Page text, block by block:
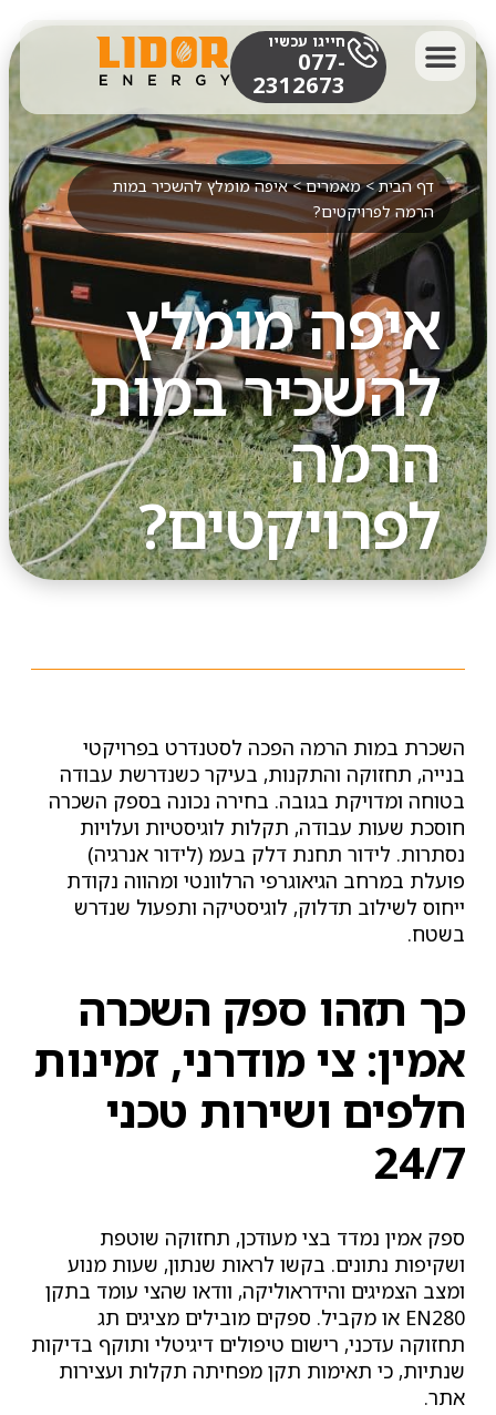
חייגו עכשיו
077-
2312673
דף הבית>מאמרים>איפה מומלץ להשכיר במות
הרמה לפרויקטים?
איפה מומלץ
להשכיר במות
הרמה
לפרויקטים?
השכרת במות הרמה הפכה לסטנדרט בפרויקטי
בנייה, תחזוקה והתקנות, בעיקר כשנדרשת עבודה
בטוחה ומדויקת בגובה. בחירה נכונה בספק השכרה
חוסכת שעות עבודה, תקלות לוגיסטיות ועלויות
נסתרות. לידור תחנת דלק בעמ (לידור אנרגיה)
פועלת במרחב הגיאוגרפי הרלוונטי ומהווה נקודת
ייחוס לשילוב תדלוק, לוגיסטיקה ותפעול שנדרש
בשטח.
כך תזהו ספק השכרה
אמין: צי מודרני, זמינות
חלפים ושירות טכני
24/7
ספק אמין נמדד בצי מעודכן, תחזוקה שוטפת
ושקיפות נתונים. בקשו לראות שנתון, שעות מנוע
ומצב הצמיגים והידראוליקה, וודאו שהצי עומד בתקן
EN280 או מקביל. ספקים מובילים מציגים תג
תחזוקה עדכני, רישום טיפולים דיגיטלי ותוקף בדיקות
שנתיות, כי תאימות תקן מפחיתה תקלות ועצירות
אתר.